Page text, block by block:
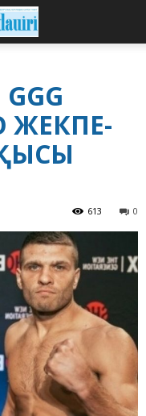
ЖЕКПЕ-
0
613